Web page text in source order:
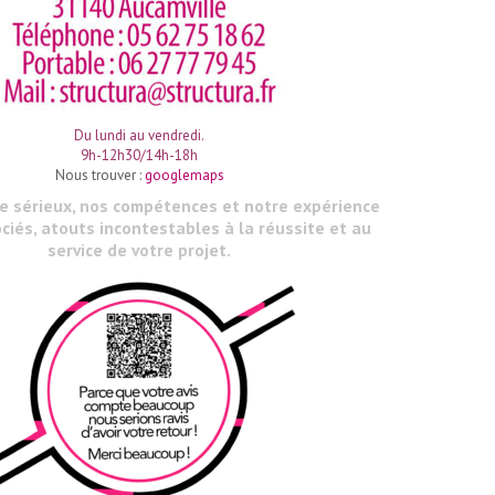
Du lundi au vendredi.
9h-12h30/14h-18h
Nous trouver :googlemaps
sérieux, nos compétences et notre expérience
atouts incontestables à la réussite et au
service de votre projet.